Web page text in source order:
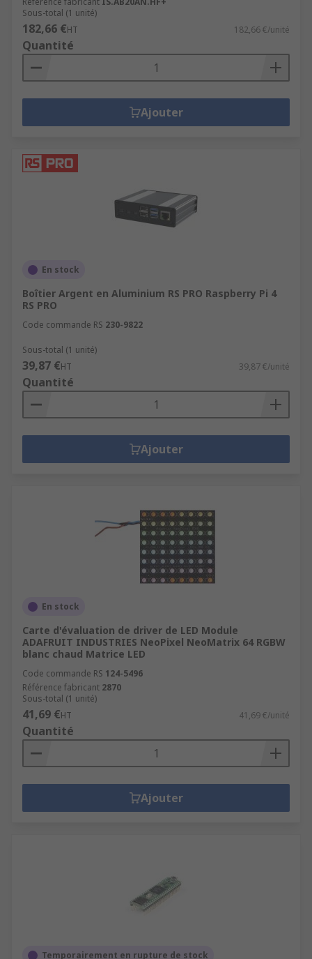
Sous-total (1 unité)
182,66 €HT 182,66 €/unité
Quantité
Ajouter
En stock
Boîtier Argent en Aluminium RS PRO Raspberry Pi 4
RS PRO
Code commande RS 230-9822
Sous-total (1 unité)
39,87 €HT 39,87 €/unité
Quantité
Ajouter
En stock
Carte d'évaluation de driver de LED Module
ADAFRUIT INDUSTRIES NeoPixel NeoMatrix 64 RGBW
blanc chaud Matrice LED
Code commande RS 124-5496
Référence fabricant 2870
Sous-total (1 unité)
41,69 €HT 41,69 €/unité
Quantité
Ajouter
Temporairement en rupture de stock